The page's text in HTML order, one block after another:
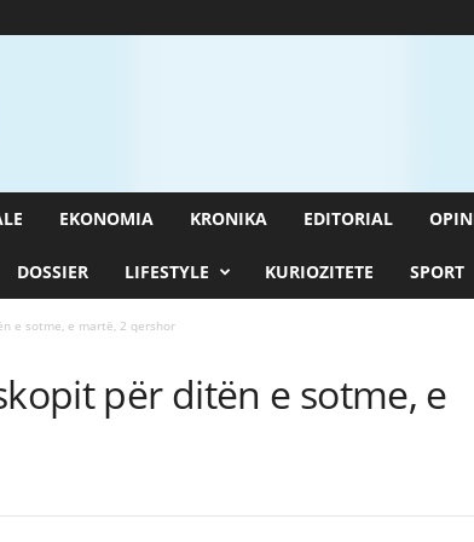
EKONOMIA KRONIKA EDITORIAL
DOSSIER LIFESTYLE KURIOZITETE SPORT
e sotme, e martë, 2 qershor
për ditën e sotme, e